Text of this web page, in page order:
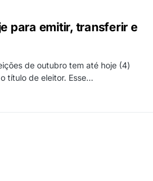
para emitir, transferir e
de outubro tem até hoje (4)
título de eleitor. Esse…